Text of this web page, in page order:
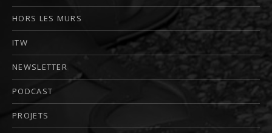
HORS LES MURS
ITW
NEWSLETTER
PODCAST
PROJETS